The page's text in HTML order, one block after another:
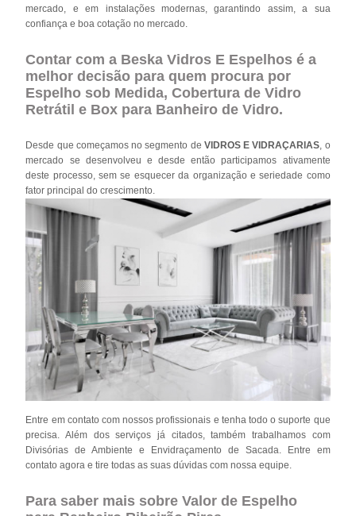
mercado, e em instalações modernas, garantindo assim, a sua
confiança e boa cotação no mercado.
Contar com a Beska Vidros E Espelhos é a
melhor decisão para quem procura por
Espelho sob Medida, Cobertura de Vidro
Retrátil e Box para Banheiro de Vidro.
Desde que começamos no segmento de VIDROS E VIDRAÇARIAS , o
mercado se desenvolveu e desde então participamos ativamente
deste processo, sem se esquecer da organização e seriedade como
fator principal do crescimento.
Entre em contato com nossos profissionais e tenha todo o suporte que
precisa. Além dos serviços já citados, também trabalhamos com
Divisórias de Ambiente e Envidraçamento de Sacada. Entre em
contato agora e tire todas as suas dúvidas com nossa equipe.
Para saber mais sobre Valor de Espelho